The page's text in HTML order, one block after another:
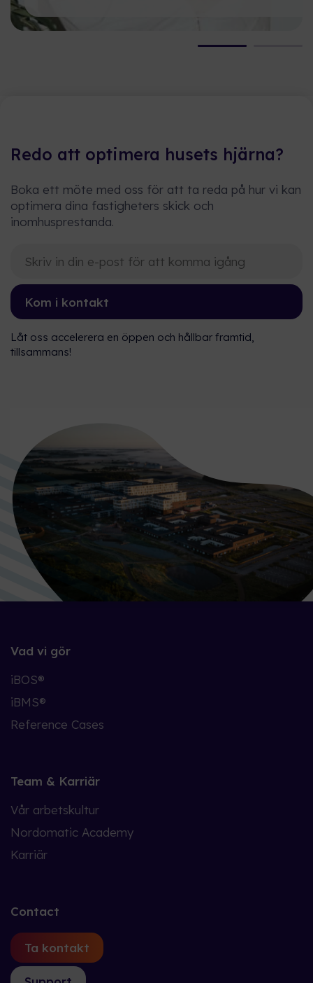
Redo att optimera husets hjärna?
Boka ett möte med oss för att ta reda på hur vi kan
optimera dina fastigheters skick och
inomhusprestanda.
Kom i kontakt
Låt oss accelerera en öppen och hållbar framtid,
tillsammans!
Vad vi gör
iBOS®
iBMS®
Reference Cases
Team & Karriär
Vår arbetskultur
Nordomatic Academy
Karriär
Contact
Ta kontakt